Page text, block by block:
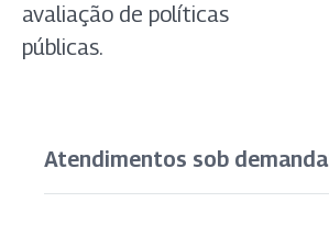
avaliação de políticas
públicas.
Atendimentos sob demanda